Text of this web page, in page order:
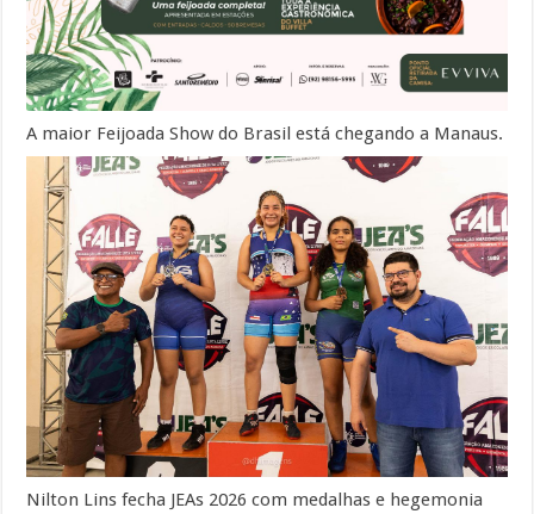
A maior Feijoada Show do Brasil está chegando a Manaus.
Nilton Lins fecha JEAs 2026 com medalhas e hegemonia